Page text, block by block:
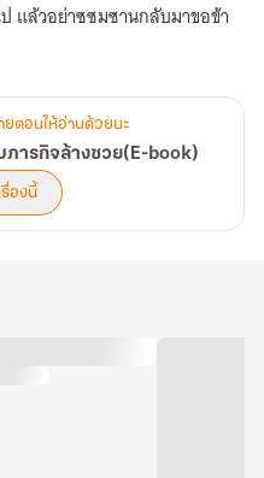
แล้วอย่าซซมซานกลับมาขอข้า
มทรัพย์
ดหลินจือ บ่นหิวไก่ก็บินมาชน
ยตอนให้อ่านด้วยนะ
ภารกิจล้างซวย(E-book)
องนี้